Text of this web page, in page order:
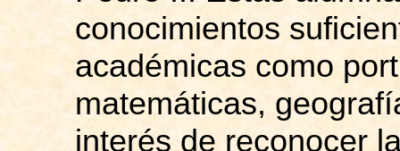
conocimientos
académicas como
matemáticas,
interés de reconocer